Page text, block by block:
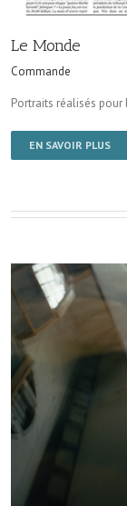
Le Monde
Commande
Portraits réalisés
EN SAVOIR PLUS